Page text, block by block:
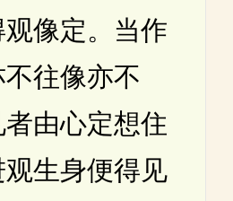
观像定。当作
往像亦不
由心定想住
生身便得见